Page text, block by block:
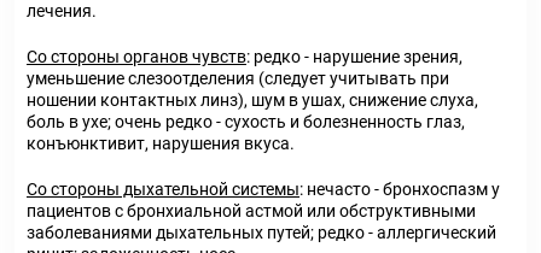
лечения.
Со стороны органов чувств: редко - нарушение зрения,
уменьшение слезоотделения (следует учитывать при
ношении контактных линз), шум в ушах, снижение слуха,
боль в ухе; очень редко - сухость и болезненность глаз,
конъюнктивит, нарушения вкуса.
Со стороны дыхательной системы: нечасто - бронхоспазм у
пациентов с бронхиальной астмой или обструктивными
заболеваниями дыхательных путей; редко - аллергический